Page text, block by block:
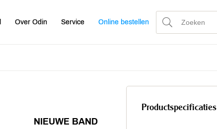
Over Odin Service Online bestellen
NIEUWE BAND
Productspecificaties